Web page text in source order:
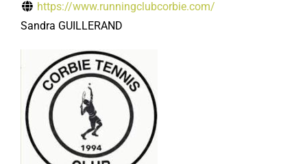
https://www.runningclubcorbie.com/
Sandra GUILLERAND